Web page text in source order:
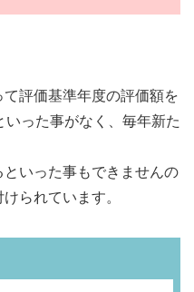
評価基準年度の評価額を
った事がなく、毎年新た
いった事もできませんの
られています。